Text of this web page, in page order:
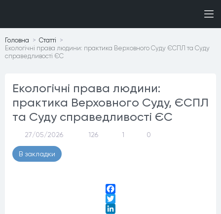
Головна
Статтi
Екологічні права людини: практика Верховного Суду ЄСПЛ та Суду
справедливості ЄС
Екологічні права людини:
практика Верховного Суду, ЄСПЛ
та Суду справедливості ЄС
27/05/2026 126 1 0
В закладки
Facebook
Twitter